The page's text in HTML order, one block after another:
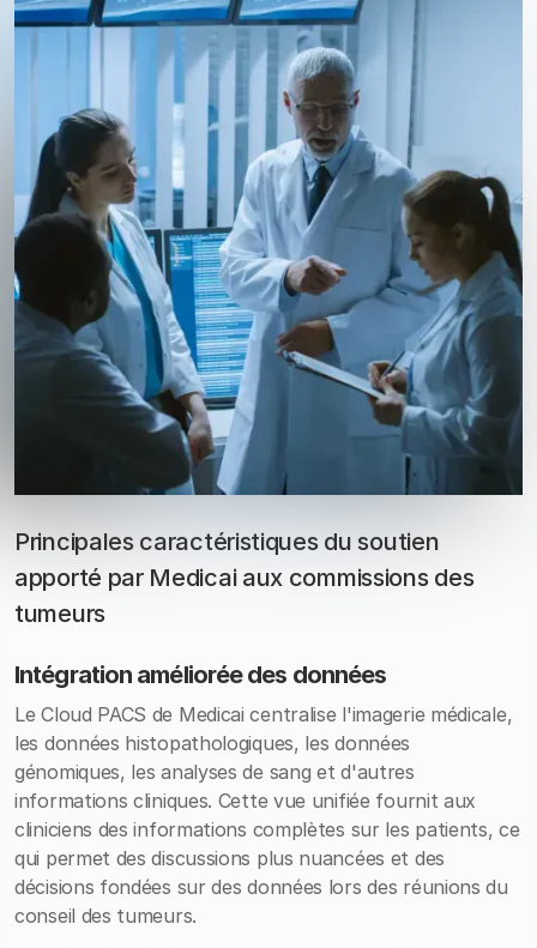
Principales caractéristiques du soutien
apporté par Medicai aux commissions des
tumeurs
Intégration améliorée des données
Le Cloud PACS de Medicai centralise l'imagerie médicale,
les données histopathologiques, les données
génomiques, les analyses de sang et d'autres
informations cliniques. Cette vue unifiée fournit aux
cliniciens des informations complètes sur les patients, ce
qui permet des discussions plus nuancées et des
décisions fondées sur des données lors des réunions du
conseil des tumeurs.